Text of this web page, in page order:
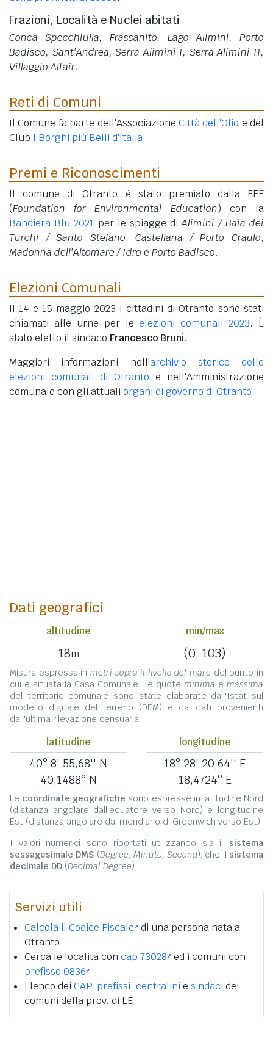
Frazioni, Località e Nuclei abitati
Conca Specchiulla, Frassanito, Lago Alimini, Porto
Badisco, Sant'Andrea, Serra Alimini I, Serra Alimini II,
Villaggio Altair.
Reti di Comuni
Il Comune fa parte dell'Associazione Città dell'Olio e del
Club I Borghi più Belli d'Italia.
Premi e Riconoscimenti
Il comune di Otranto è stato premiato dalla FEE
(Foundation for Environmental Education) con la
Bandiera Blu 2021 per le spiagge diAlimini / Baia dei
Turchi / Santo Stefano,Castellana / Porto Craulo,
Madonna dell'Altomare / Idro e Porto Badisco.
Elezioni Comunali
Il 14 e 15 maggio 2023 i cittadini di Otranto sono stati
chiamati alle urne per leelezioni comunali 2023. È
stato eletto il sindaco Francesco Bruni.
Maggiori informazioni nell'archivio storico delle
elezioni comunali di Otranto e nell'Amministrazione
comunale con gli attuali organi di governo di Otranto.
Dati geografici
altitudine
18m
min/max
(0, 103)
Misura espressa in metri sopra il livello del mare del punto in
cui è situata la Casa Comunale. Le quote minima e massima
del territorio comunale sono state elaborate dall'Istat sul
modello digitale del terreno (DEM) e dai dati provenienti
dall'ultima rilevazione censuaria.
latitudine
40° 8' 55,68'' N
40,1488° N
longitudine
18° 28' 20,64'' E
18,4724° E
Le coordinate geografiche sono espresse in latitudine Nord
(distanza angolare dall'equatore verso Nord) e longitudine
Est (distanza angolare dal meridiano di Greenwich verso Est).
I valori numerici sono riportati utilizzando sia il sistema
sessagesimale DMS (Degree, Minute, Second), che il sistema
decimale DD (Decimal Degree).
Servizi utili
Calcola il Codice Fiscale di una persona nata a
Otranto
Cerca le località con cap 73028 ed i comuni con
prefisso 0836
Elenco dei CAP, prefissi, centralini e sindaci dei
comuni della prov. di LE